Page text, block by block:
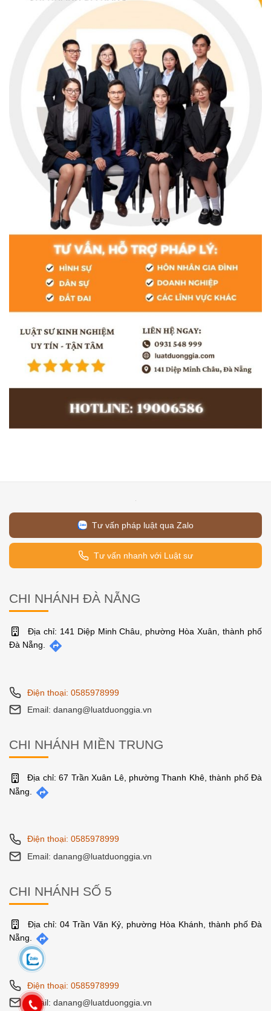
Địa chỉ: 141 Diệp Minh Châu, phường Hòa Xuân, thành phố
Đà Nẵng.
Địa chỉ: 67 Trần Xuân Lê, phường Thanh Khê, thành phố Đà
Nẵng.
CHI NHÁNH SỐ 5
Địa chỉ: 04 Trần Văn Kỷ, phường Hòa Khánh, thành phố Đà
Nẵng.